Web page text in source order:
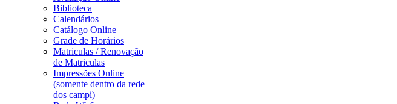
Biblioteca
Calendários
Catálogo Online
Grade de Horários
Matriculas / Renovação
de Matriculas
Impressões Online
(somente dentro da rede
dos campi)